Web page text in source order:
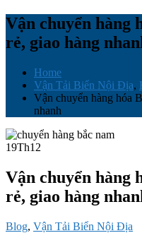
Vận chuyển hàng
rẻ, giao hàng
Home
Vận Tải Biển Nội Địa,
Vận chuyển hàng hóa
nhanh
19Th12
Vận chuyển hàng
rẻ, giao hàng
Blog, Vận Tải Biển Nội Địa